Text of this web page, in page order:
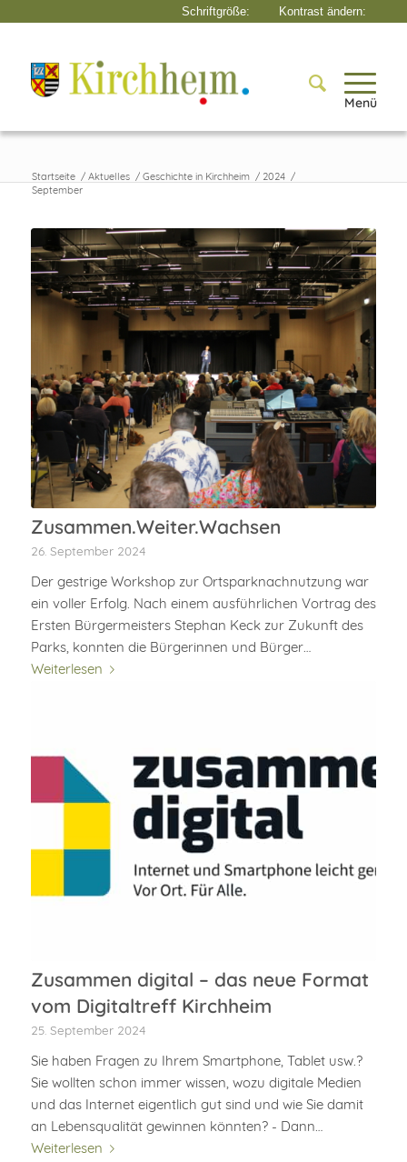
Menü
Startseite / Aktuelles / Geschichte in Kirchheim / 2024 /
September
Zusammen.Weiter.Wachsen
26. September 2024
Der gestrige Workshop zur Ortsparknachnutzung war
ein voller Erfolg. Nach einem ausführlichen Vortrag des
Ersten Bürgermeisters Stephan Keck zur Zukunft des
Parks, konnten die Bürgerinnen und Bürger…
Weiterlesen
Zusammen digital – das neue Format
vom Digitaltreff Kirchheim
25. September 2024
Sie haben Fragen zu Ihrem Smartphone, Tablet usw.?
Sie wollten schon immer wissen, wozu digitale Medien
und das Internet eigentlich gut sind und wie Sie damit
an Lebensqualität gewinnen könnten? - Dann…
Weiterlesen